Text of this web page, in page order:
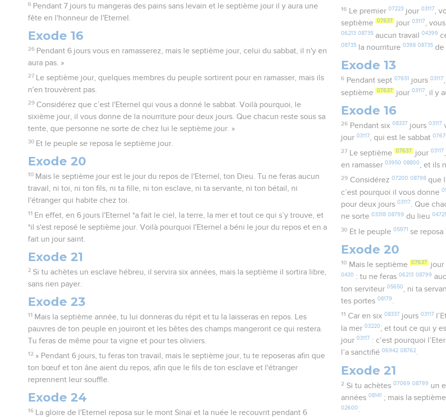
6 Pendant 7 jours tu mangeras des pains sans levain et le septième jour il y aura une
fête en l'honneur de l'Eternel.
Exode 16
26 Pendant 6 jours vous en ramasserez, mais le septième jour, celui du sabbat, il n'y en
aura pas. »
27
Le septième jour, quelques membres du peuple sortirent pour en ramasser, mais ils
n'en trouvèrent pas.
29 Considérez que c’est l'Eternel qui vous a donné le sabbat. Voilà pourquoi, le
sixième jour, il vous donne de la nourriture pour deux jours. Que chacun reste sous sa
tente, que personne ne sorte de chez lui le septième jour. »
30 Et le peuple se reposa le septième jour.
Exode 20
10 Mais le septième jour est le jour du repos de l'Eternel, ton Dieu. Tu ne feras aucun
travail, ni toi, ni ton fils, ni ta fille, ni ton esclave, ni ta servante, ni ton bétail, ni
l'étranger qui habite chez toi.
11 En effet, en 6 jours l'Eternel *a fait le ciel, la terre, la mer et tout ce qui s’y trouve, et
*il s'est reposé le septième jour. Voilà pourquoi l'Eternel a béni le jour du repos et en a
fait un jour saint.
Exode 21
2 Si tu achètes un esclave hébreu, il servira six années, mais la septième il sortira libre,
sans rien payer.
Exode 23
11 Mais la septième année, tu lui donneras du répit et tu la laisseras en repos. Les
pauvres de ton peuple en jouiront et les bêtes des champs mangeront ce qui restera.
Tu feras de même pour ta vigne et pour tes oliviers.
12 » Pendant 6 jours, tu feras ton travail, mais le septième jour, tu te reposeras afin que
ton bœuf et ton âne aient du repos, afin que le fils de ton esclave et l'étranger
reprennent leur souffle.
Exode 24
16
La gloire de l'Eternel reposa sur le mont Sinaï et la nuée le recouvrit pendant 6
16 Le premier 07223jour 03117,
septième 07637 jour03117,
06213 08735 aucun travail04399
08735 la nourriture0398 08735 de
Exode 13
6 Pendant sept 07651 jours 03117
septième 07637 jour03117 , il y
Exode 16
26 Pendant six 08337 jours 03117
jour03117, qui est le sabbat
27 Le septième 07637 jour 03117
en ramasser03950 08800, et ils
29 Considérez 07200 08798que
c’est pourquoi il vous donne
pour deux jours03117. Que
ne sorte03318 08799 du lieu
30 Et le peuple 05971 se reposa
Exode 20
10 Mais le septième 07637 jour
0430 : tu ne feras06213 08799
ton serviteur05650 , ni ta
tes portes08179.
11 Car en six 08337 jours 03117
la mer03220 , et tout ce qui y
jour03117 : c’est pourquoi
l’a sanctifié06942 08762.
Exode 21
2 Si tu achètes 07069 08799 un
années08141 ; mais la
02600.